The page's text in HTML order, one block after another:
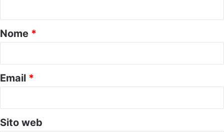
o
*
Nome *
Email *
Sito web